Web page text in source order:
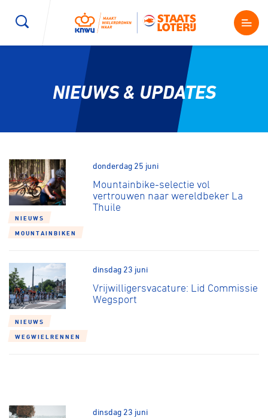
Kenniscentrum
Magazine
Nieuws
Shop
Producten en diensten
Over ons
Lid worden
NIEUWS & UPDATES
NIEUWS
MOUNTAINBIKEN
donderdag 25 juni
Mountainbike-selectie vol
vertrouwen naar wereldbeker La
Thuile
NIEUWS
WEGWIELRENNEN
dinsdag 23 juni
Vrijwilligersvacature: Lid Commissie
Wegsport
dinsdag 23 juni
Mountainbiken
E-Racing
Baanwielrennen Strandrace
BMX freestyle
Pumptrack